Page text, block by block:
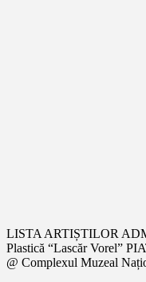
LISTA ARTIȘTILOR
Plastică “Lascăr Vorel”
@ Complexul Muzeal